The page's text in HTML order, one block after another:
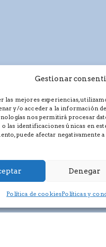
Gestionar
las mejores experiencias,
y/o acceder a la información
nos permitirá procesar
o las identificaciones únicas en
puede afectar negativamente
Denegar
Política de cookiesPolíticas y